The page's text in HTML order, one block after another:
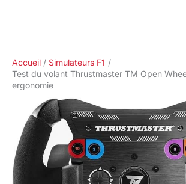
Accueil
Simulateurs F1
Test du volant Thrustmaster TM Open
ergonomie